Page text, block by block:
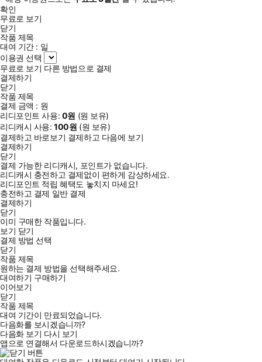
확인
무료로 보기
닫기
작품 제목
대여 기간 : 일
이용권 선택
무료로 보기 다른 방법으로 결제
결제하기
닫기
작품 제목
결제 금액 : 원
리디포인트 사용: 0원 (원 보유)
리디캐시 사용:100원 (원 보유)
결제하고 바로보기 결제하고 다음에 보기
결제하기
닫기
결제 가능한 리디캐시, 포인트가 없습니다.
리디캐시 충전하고 결제없이 편하게 감상하세요.
리디포인트 적립 혜택도 놓치지 마세요!
충전하고 결제 일반 결제
결제하기
닫기
이미 구매한 작품입니다.
보기 닫기
결제 방법 선택
닫기
작품 제목
원하는 결제 방법을 선택해주세요.
대여하기 구매하기
이어보기
닫기
작품 제목
대여 기간이 만료되었습니다.
다음화를 보시겠습니까?
다음화 보기 다시 보기
앱으로 연결해서 다운로드하시겠습니까?